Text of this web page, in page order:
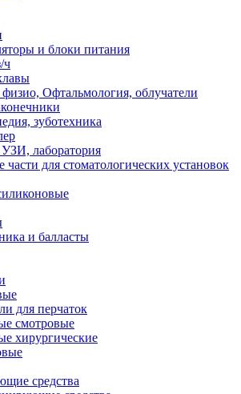
и блоки питания
ч
Офтальмология, облучатели
зуботехника
лаборатория
части для стоматологических установок
и балласты
для перчаток
смотровые
хирургические
средства